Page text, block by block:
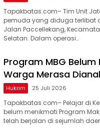
Tapakbatas.com– Tim Unit
pemuda yang diduga terlibat
Jalan Paccellekang,
Selatan. Dalam operasi…
Program MBG
Warga Merasa
Hukrim 25 Juli 2026
Tapakbatas.com– Pelajar di
belum menikmati Program
telah berjalan di sejumlah